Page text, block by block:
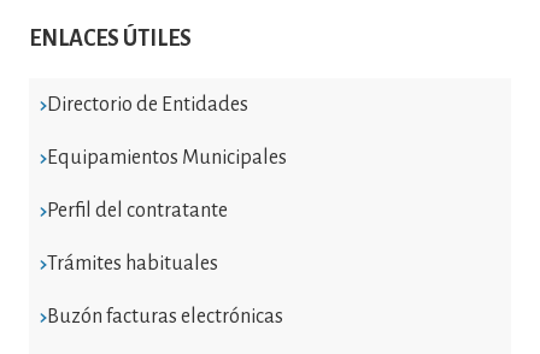
ENLACES ÚTILES
Directorio de Entidades
Equipamientos Municipales
Perfil del contratante
Trámites habituales
Buzón facturas electrónicas